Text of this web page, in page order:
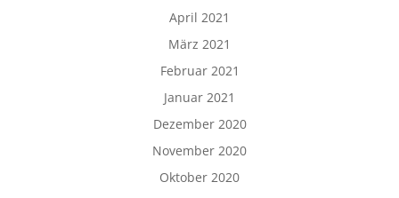
April 2021
März 2021
Februar 2021
Januar 2021
Dezember 2020
November 2020
Oktober 2020